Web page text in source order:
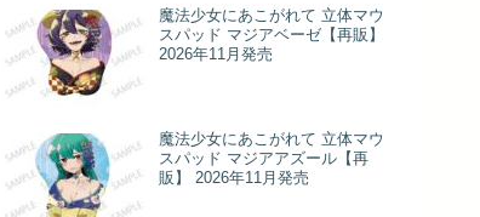
魔法少女にあこがれて 立体マウ
スパッド マジアベーゼ【再販】
2026年11月発売
魔法少女にあこがれて 立体マウ
スパッド マジアアズール【再
販】 2026年11月発売